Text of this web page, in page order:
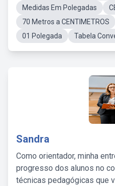
Medidas Em Polegadas
70 Metros a CENTIMETROS
01 Polegada
Tabela
Sandra
Como orientador, minha
progresso dos alunos no
técnicas pedagógicas que